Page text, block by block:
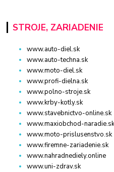
STROJE, ZARIADENIE
www.auto-diel.sk
www.auto-techna.sk
www.moto-diel.sk
www.profi-dielna.sk
www.polno-stroje.sk
www.krby-kotly.sk
www.stavebnictvo-online.sk
www.maxiobchod-
www.moto-prislusenstvo.sk
www.firemne-zariadenie.sk
www.nahradnediely.online
www.uni-zdrav.sk